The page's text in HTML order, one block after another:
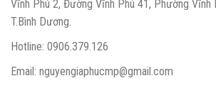
Vĩnh Phú 2, Đường Vĩnh Phú 41, Phường Vĩnh
T.Bình Dương.
Hotline: 0906.379.126
Email: nguyengiaphucmp@gmail.com